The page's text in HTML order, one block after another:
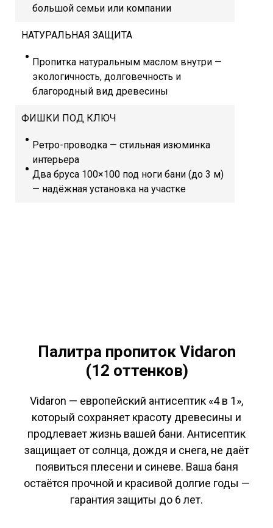
большой семьи или компании
НАТУРАЛЬНАЯ ЗАЩИТА
Пропитка натуральным маслом внутри —
экологичность, долговечность и
благородный вид древесины
ФИШКИ ПОД КЛЮЧ
Ретро-проводка — стильная изюминка
интерьера
Два бруса 100×100 под ноги бани (до 3 м)
— надёжная установка на участке
Палитра пропиток Vidaron
(12 оттенков)
Vidaron — европейский антисептик «4 в 1»,
который сохраняет красоту древесины и
продлевает жизнь вашей бани. Антисептик
защищает от солнца, дождя и снега, не даёт
появиться плесени и синеве. Ваша баня
остаётся прочной и красивой долгие годы —
гарантия защиты до 6 лет.